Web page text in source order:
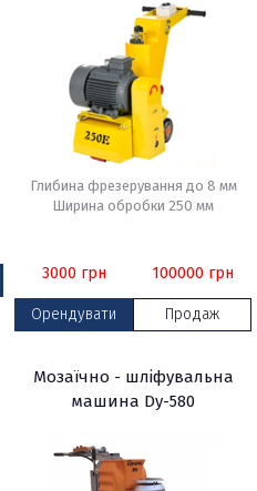
Глибина фрезерування до 8 мм
Ширина обробки 250 мм
3000 грн
Орендувати
100000 грн
Продаж
Мозаїчно - шліфувальна
машина Dy-580